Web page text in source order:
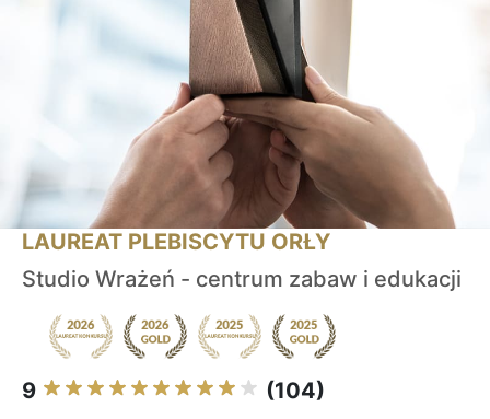
LAUREAT PLEBISCYTU ORŁY
Studio Wrażeń - centrum zabaw i edukacji
9 (104)